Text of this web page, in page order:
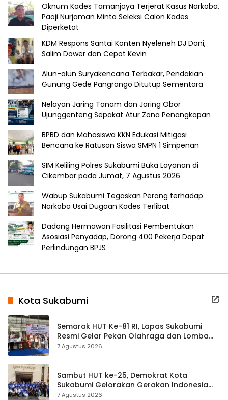
Oknum Kades Tamanjaya Terjerat Kasus Narkoba,
Paoji Nurjaman Minta Seleksi Calon Kades
Diperketat
KDM Respons Santai Konten Nyeleneh DJ Doni,
Salim Dower dan Cepot Kevin
Alun-alun Suryakencana Terbakar, Pendakian
Gunung Gede Pangrango Ditutup Sementara
Nelayan Jaring Tanam dan Jaring Obor
Ujunggenteng Sepakat Atur Zona Penangkapan
BPBD dan Mahasiswa KKN Edukasi Mitigasi
Bencana ke Ratusan Siswa SMPN 1 Simpenan
SIM Keliling Polres Sukabumi Buka Layanan di
Cikembar pada Jumat, 7 Agustus 2026
Wabup Sukabumi Tegaskan Perang terhadap
Narkoba Usai Dugaan Kades Terlibat
Dadang Hermawan Fasilitasi Pembentukan
Asosiasi Penyadap, Dorong 400 Pekerja Dapat
Perlindungan BPJS
Kota Sukabumi
Semarak HUT Ke-81 RI, Lapas Sukabumi
Resmi Gelar Pekan Olahraga dan Lomba
Tradisional
7 Agustus 2026
Sambut HUT ke-25, Demokrat Kota
Sukabumi Gelorakan Gerakan Indonesia
ASRI Lewat Aksi Bersih Masjid Agung
7 Agustus 2026